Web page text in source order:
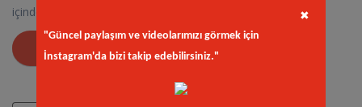
içinde Avrupa adresinize teslimat yapılmaktadır.
"Güncel paylaşım ve videolarımızı görmek için
İnstagram'da bizi takip edebilirsiniz."
✖